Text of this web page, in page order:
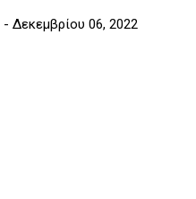
- Δεκεμβρίου 06, 2022